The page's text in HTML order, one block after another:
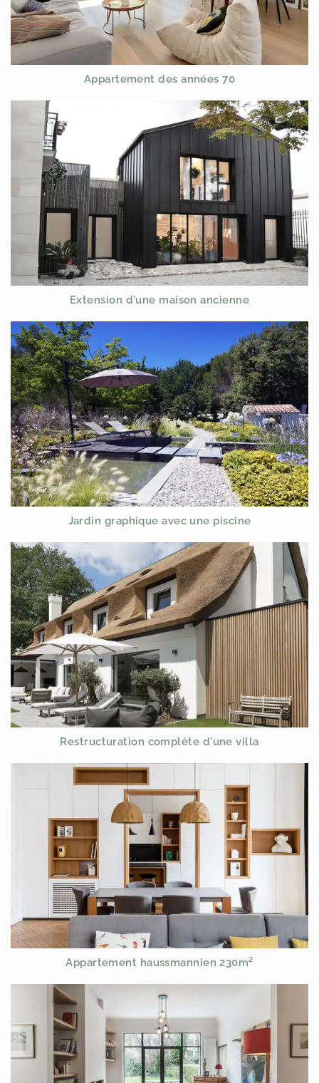
Appartement des années 70
Extension d'une maison ancienne
Jardin graphique avec une piscine
Restructuration complète d'une villa
Appartement haussmannien 230m²